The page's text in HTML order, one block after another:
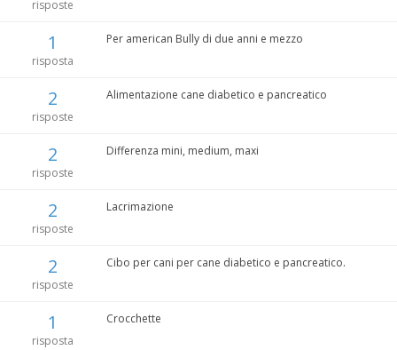
risposte
1
risposta
Per american Bully di due anni e mezzo
2
risposte
Alimentazione cane diabetico e pancreatico
2
risposte
Differenza mini, medium, maxi
2
risposte
Lacrimazione
2
risposte
Cibo per cani per cane diabetico e pancreatico.
1
risposta
Crocchette